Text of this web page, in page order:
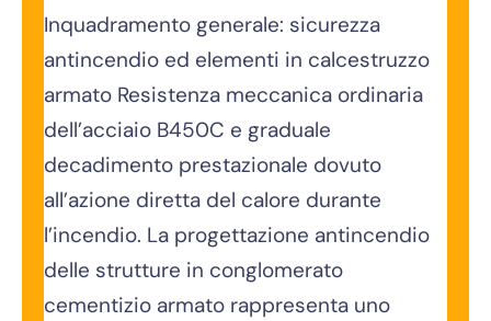
Inquadramento generale: sicurezza
antincendio ed elementi in calcestruzzo
armato Resistenza meccanica ordinaria
dell’acciaio B450C e graduale
decadimento prestazionale dovuto
all’azione diretta del calore durante
l’incendio. La progettazione antincendio
delle strutture in conglomerato
cementizio armato rappresenta uno